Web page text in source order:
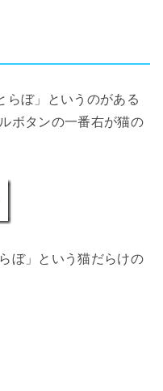
らぼ」というのがある
ボタンの一番右が猫の
ぼ」という猫だらけの